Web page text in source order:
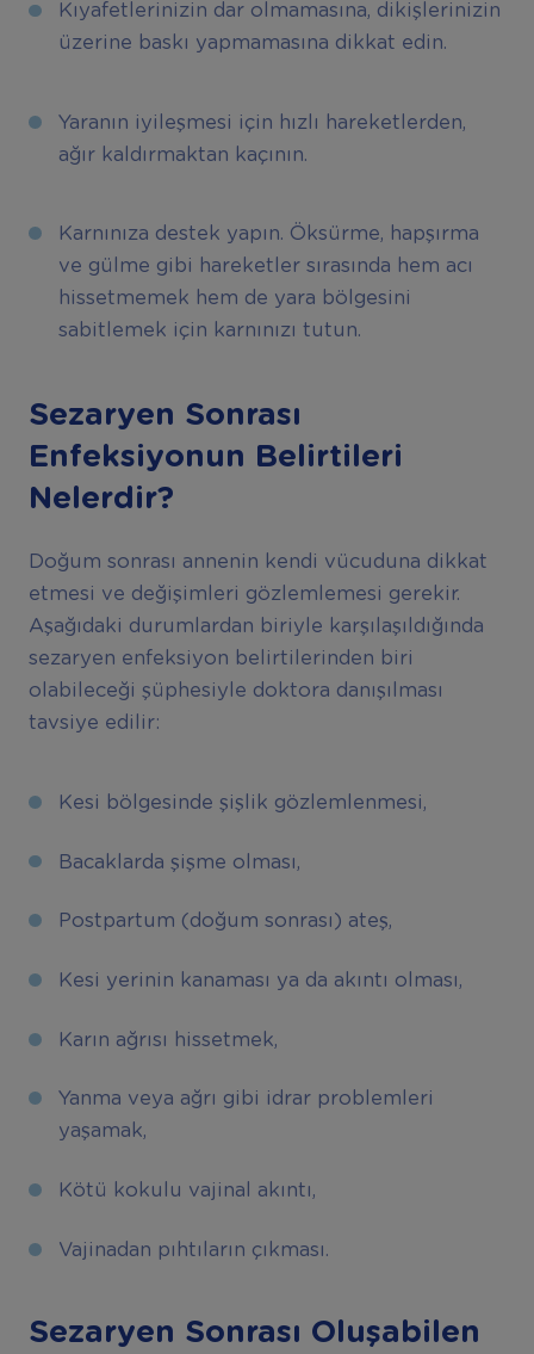
Kıyafetlerinizin dar olmamasına, dikişlerinizin
üzerine baskı yapmamasına dikkat edin.
Yaranın iyileşmesi için hızlı hareketlerden,
ağır kaldırmaktan kaçının.
Karnınıza destek yapın. Öksürme, hapşırma
ve gülme gibi hareketler sırasında hem acı
hissetmemek hem de yara bölgesini
sabitlemek için karnınızı tutun.
Sezaryen Sonrası
Enfeksiyonun Belirtileri
Nelerdir?
Doğum sonrası annenin kendi vücuduna dikkat
etmesi ve değişimleri gözlemlemesi gerekir.
Aşağıdaki durumlardan biriyle karşılaşıldığında
sezaryen enfeksiyon belirtilerinden biri
olabileceği şüphesiyle doktora danışılması
tavsiye edilir:
Kesi bölgesinde şişlik gözlemlenmesi,
Bacaklarda şişme olması,
Postpartum (doğum sonrası) ateş,
Kesi yerinin kanaması ya da akıntı olması,
Karın ağrısı hissetmek,
Yanma veya ağrı gibi idrar problemleri
yaşamak,
Kötü kokulu vajinal akıntı,
Vajinadan pıhtıların çıkması.
Sezaryen Sonrası Oluşabilen